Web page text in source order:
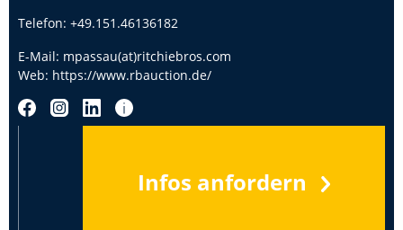
Telefon: +49.151.46136182
E-Mail: mpassau(at)ritchiebros.com
Web: https://www.rbauction.de/
Infos anfordern